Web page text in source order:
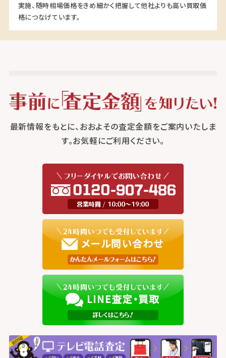
実施、随時相場価格をきめ細かく把握して他社よりも高い買取価
格につなげています。
最新情報をもとに、おおよその査定金額をご案内いたしま
す。お気軽にご利用ください。